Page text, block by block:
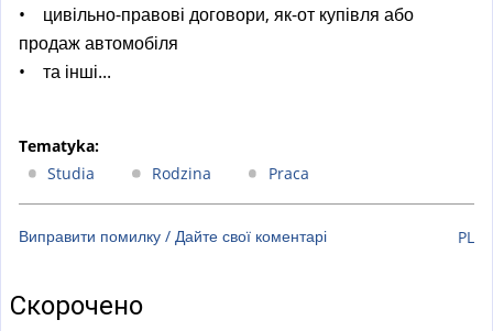
• цивільно-правові договори, як-от купівля або
продаж автомобіля
• та інші...
Tematyka:
Studia
Rodzina Praca
Виправити помилку / Дайте свої коментарі PL
Скорочено